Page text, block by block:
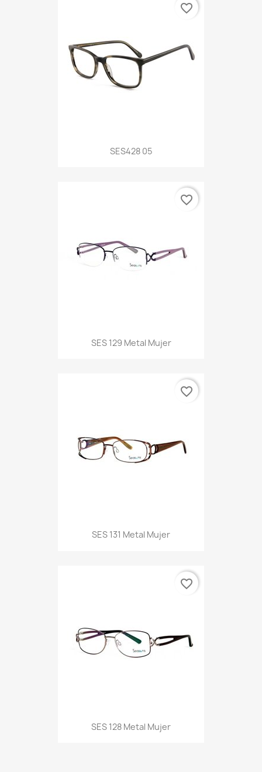
SES428 05
favorite_border
SES 129 Metal Mujer
favorite_border
SES 131 Metal Mujer
favorite_border
SES 128 Metal Mujer
favorite_border